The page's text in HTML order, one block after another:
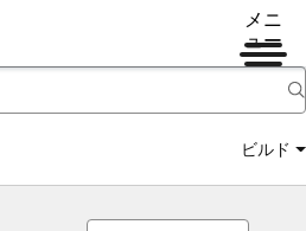
メニ
ュー
ビルド